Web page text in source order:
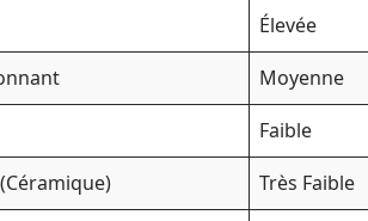
Élevée
Moyenne
Faible
Très Faible